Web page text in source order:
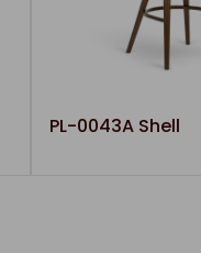
PL-0043A Shell